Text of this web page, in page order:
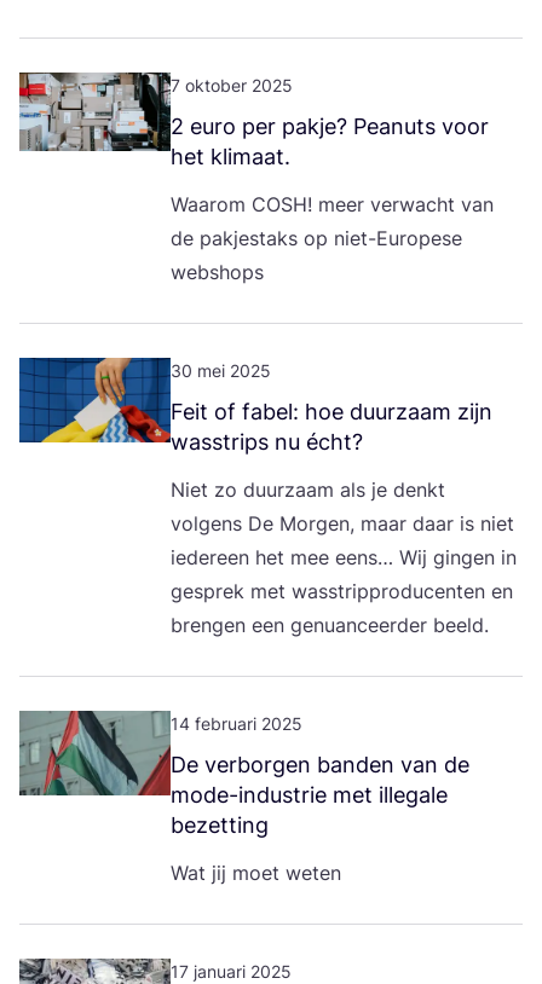
7 oktober 2025
2 euro per pak­je? Pea­nuts voor
het klimaat.
Waar­om COSH! meer ver­wacht van
de pak­jes­taks op niet-Euro­pe­se
webshops
30 mei 2025
Feit of fabel: hoe duur­zaam zijn
was­strips nu écht?
Niet zo duur­zaam als je denkt
vol­gens De Mor­gen, maar daar is niet
ieder­een het mee eens… Wij gin­gen in
gesprek met was­strip­pro­du­cen­ten en
bren­gen een genu­an­ceer­der beeld.
14 februari 2025
De ver­bor­gen ban­den van de
mode-indu­strie met ille­ga­le
bezetting
Wat jij moet weten
17 januari 2025